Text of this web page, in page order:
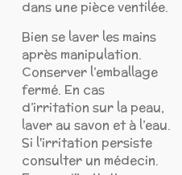
dans une pièce ventilée.
Bien se laver les mains
après manipulation.
Conserver l’emballage
fermé. En cas
d’irritation sur la peau,
laver au savon et à l’eau.
Si l'irritation persiste
consulter un médecin.